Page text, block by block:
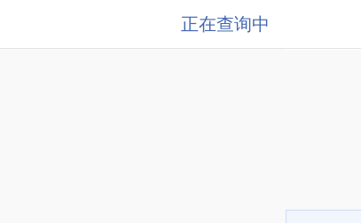
正在查询中